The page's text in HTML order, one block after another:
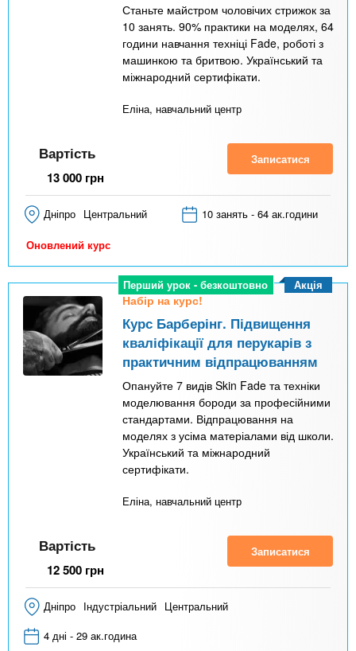
Станьте майстром чоловічих стрижок за
10 занять. 90% практики на моделях, 64
години навчання техніці Fade, роботі з
машинкою та бритвою. Український та
міжнародний сертифікати.
Еліна, навчальний центр
Вартість
13 000 грн
Записатися
Дніпро Центральний 10 занять - 64 ак.години
Оновлений курс
Перший урок - безкоштовно
Набір на курс!
Курс Барберінг. Підвищення
кваліфікації для перукарів з
практичним відпрацюванням
Опануйте 7 видів Skin Fade та техніки
моделювання бороди за професійними
стандартами. Відпрацювання на
моделях з усіма матеріалами від школи.
Український та міжнародний
сертифікати.
Еліна, навчальний центр
Акція
Вартість
12 500 грн
Записатися
Дніпро Індустріальний Центральний
4 дні - 29 ак.година